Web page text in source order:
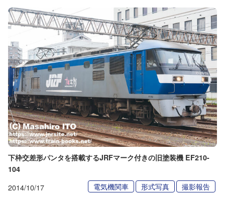
下枠交差形パンタを搭載するJRFマーク付きの旧塗装機 EF210-
104
2014/10/17 電気機関車 形式写真 撮影報告